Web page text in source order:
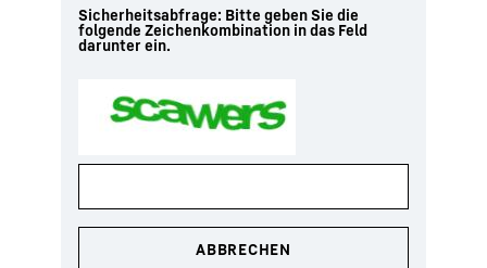
Sicherheitsabfrage: Bitte geben Sie die
folgende Zeichenkombination in das Feld
darunter ein.